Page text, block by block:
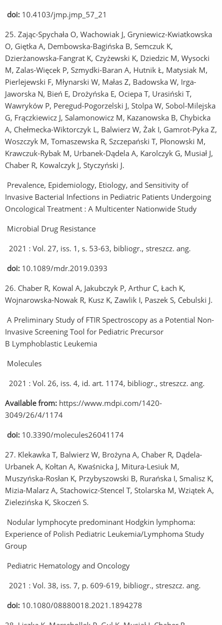
doi: 10.4103/jmp.jmp_57_21
25. Zając-Spychała O, Wachowiak J, Gryniewicz-Kwiatkowska
O, Giętka A, Dembowska-Bagińska B, Semczuk K,
Dzierżanowska-Fangrat K, Czyżewski K, Dziedzic M, Wysocki
M, Zalas-Więcek P, Szmydki-Baran A, Hutnik Ł, Matysiak M,
Pierlejewski F, Młynarski W, Małas Z, Badowska W, Irga-
Jaworska N, Bień E, Drożyńska E, Ociepa T, Urasiński T,
Wawryków P, Peregud-Pogorzelski J, Stolpa W, Sobol-Milejska
G, Frączkiewicz J, Salamonowicz M, Kazanowska B, Chybicka
A, Chełmecka-Wiktorczyk L, Balwierz W, Żak I, Gamrot-Pyka Z,
Woszczyk M, Tomaszewska R, Szczepański T, Płonowski M,
Krawczuk-Rybak M, Urbanek-Dądela A, Karolczyk G, Musiał J,
Chaber R, Kowalczyk J, Styczyński J.
Prevalence, Epidemiology, Etiology, and Sensitivity of
Invasive Bacterial Infections in Pediatric Patients Undergoing
Oncological Treatment : A Multicenter Nationwide Study
Microbial Drug Resistance
2021 : Vol. 27, iss. 1, s. 53-63, bibliogr., streszcz. ang.
doi: 10.1089/mdr.2019.0393
26. Chaber R, Kowal A, Jakubczyk P, Arthur C, Łach K,
Wojnarowska-Nowak R, Kusz K, Zawlik I, Paszek S, Cebulski J.
A Preliminary Study of FTIR Spectroscopy as a Potential Non-
Invasive Screening Tool for Pediatric Precursor
B Lymphoblastic Leukemia
Molecules
2021 : Vol. 26, iss. 4, id. art. 1174, bibliogr., streszcz. ang.
Available from: https://www.mdpi.com/1420-
3049/26/4/1174
doi: 10.3390/molecules26041174
27. Klekawka T, Balwierz W, Brożyna A, Chaber R, Dądela-
Urbanek A, Kołtan A, Kwaśnicka J, Mitura-Lesiuk M,
Muszyńska-Rosłan K, Przybyszowski B, Rurańska I, Smalisz K,
Mizia-Malarz A, Stachowicz-Stencel T, Stolarska M, Wziątek A,
Zielezińska K, Skoczeń S.
Nodular lymphocyte predominant Hodgkin lymphoma:
Experience of Polish Pediatric Leukemia/Lymphoma Study
Group
Pediatric Hematology and Oncology
2021 : Vol. 38, iss. 7, p. 609-619, bibliogr., streszcz. ang.
doi: 10.1080/08880018.2021.1894278